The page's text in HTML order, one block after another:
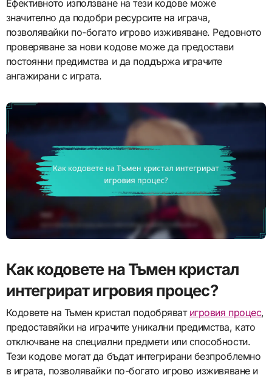
Ефективното използване на тези кодове може
значително да подобри ресурсите на играча,
позволявайки по-богато игрово изживяване. Редовното
проверяване за нови кодове може да предостави
постоянни предимства и да поддържа играчите
ангажирани с играта.
Как кодовете на Тъмен кристал
интегрират игровия процес?
Кодовете на Тъмен кристал подобряват игровия процес,
предоставяйки на играчите уникални предимства, като
отключване на специални предмети или способности.
Тези кодове могат да бъдат интегрирани безпроблемно
в играта, позволявайки по-богато игрово изживяване и